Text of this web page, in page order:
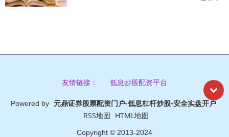
友情链接： 低息炒股配资平台
Powered by
元鼎证券股票配资门户-低息杠杆炒股-安全实盘开户
RSS地图 HTML地图
Copyright © 2013-2024